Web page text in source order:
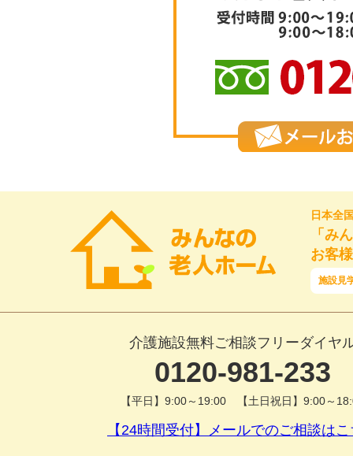
日本全
「み
お客
施設見
介護施設無料ご相談フリーダイヤ
0120-981-233
【平日】9:00～19:00 【土日祝日】9:00～
【24時間受付】メールでのご相談は